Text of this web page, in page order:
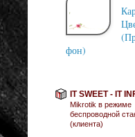
фон)
IT SWEET - IT
Mikrotik в режиме
беспроводной
(клиента)